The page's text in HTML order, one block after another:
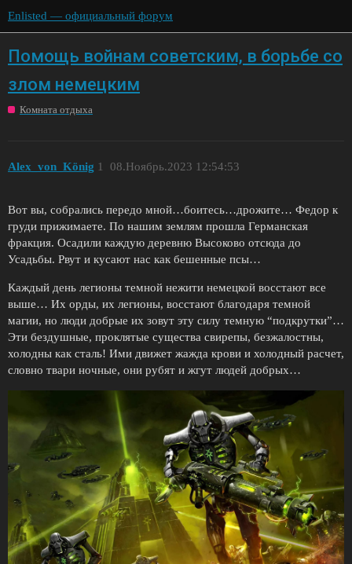
Enlisted — официальный форум
Помощь войнам советским, в борьбе со
злом немецким
Комната отдыха
Alex_von_König 08.Ноябрь.2023 12:54:53
1
Вот вы, собрались передо мной…боитесь…дрожите… Федор к
груди прижимаете. По нашим землям прошла Германская
фракция. Осадили каждую деревню Высоково отсюда до
Усадьбы. Рвут и кусают нас как бешенные псы…
Каждый день легионы темной нежити немецкой восстают все
выше… Их орды, их легионы, восстают благодаря темной
магии, но люди добрые их зовут эту силу темную “подкрутки”…
Эти бездушные, проклятые существа свирепы, безжалостны,
холодны как сталь! Ими движет жажда крови и холодный расчет,
словно твари ночные, они рубят и жгут людей добрых…